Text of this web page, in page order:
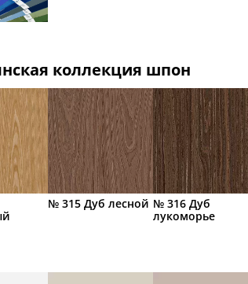
коллекция шпон
№ 315 Дуб лесной № 316 Дуб
лукоморье